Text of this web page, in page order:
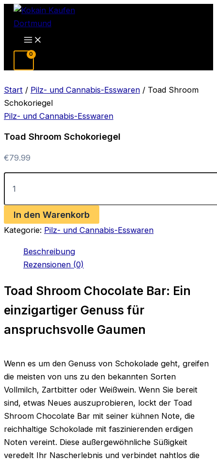
Zum
Inhalt
springen
Main
Menu
Start / Pilz- und Cannabis-Esswaren / Toad Shroom
Schokoriegel
Pilz- und Cannabis-Esswaren
Toad Shroom Schokoriegel
€79.99
Toad
Shroom
Menge
In den Warenkorb
Kategorie: Pilz- und Cannabis-Esswaren
Beschreibung
Rezensionen (0)
Toad Shroom Chocolate Bar: Ein
einzigartiger Genuss für
anspruchsvolle Gaumen
Wenn es um den Genuss von Schokolade geht, greifen
die meisten von uns zu den bekannten Sorten
Vollmilch, Zartbitter oder Weißwein. Wenn Sie bereit
sind, etwas Neues auszuprobieren, lockt der Toad
Shroom Chocolate Bar mit seiner kühnen Note, die
reichhaltige Schokolade mit faszinierenden erdigen
Noten vereint. Diese außergewöhnliche Süßigkeit
veredelt Ihr Nascherlebnis und verbindet nahtlos die